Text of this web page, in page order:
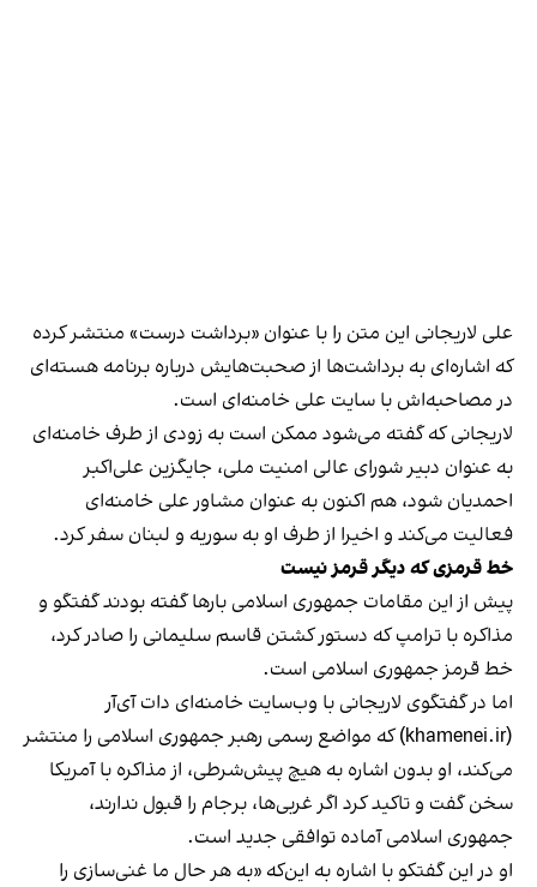
علی لاریجانی این متن را با عنوان «برداشت درست» منتشر کرده
که اشاره‌ای به برداشت‌ها از صحبت‌هایش درباره برنامه هسته‌ای
در مصاحبه‌اش با سایت علی خامنه‌ای است.
لاریجانی که گفته می‌شود ممکن است به زودی از طرف خامنه‌ای
به عنوان دبیر شورای عالی امنیت ملی، جایگزین علی‌اکبر
احمدیان شود، هم اکنون به عنوان مشاور علی خامنه‌ای
فعالیت می‌کند و اخیرا از طرف او به سوریه و لبنان سفر کرد.
خط قرمزی که دیگر قرمز نیست
پیش از این مقامات جمهوری اسلامی بارها گفته بودند گفتگو و
مذاکره با ترامپ که دستور کشتن قاسم سلیمانی را صادر کرد،
خط قرمز جمهوری اسلامی است.
اما در گفتگوی لاریجانی با وب‌سایت خامنه‌ای دات آی‌آر
(khamenei.ir) که مواضع رسمی رهبر جمهوری اسلامی را منتشر
می‌کند، او بدون اشاره به هیچ پیش‌شرطی، از مذاکره با آمریکا
سخن گفت و تاکید کرد اگر غربی‌ها، برجام را قبول ندارند،
جمهوری اسلامی آماده توافقی جدید است.
او در این گفتکو با اشاره به این‌که «به هر حال ما غنی‌سازی را